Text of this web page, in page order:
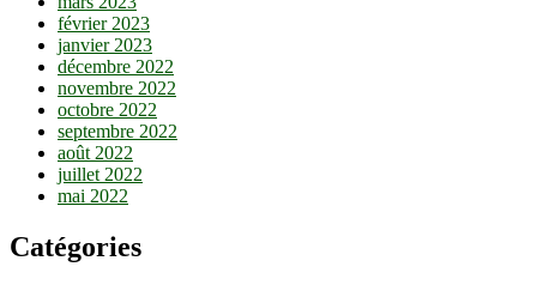
février 2023
janvier 2023
décembre 2022
novembre 2022
octobre 2022
septembre 2022
août 2022
juillet 2022
mai 2022
Catégories